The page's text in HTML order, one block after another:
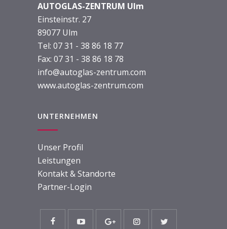
AUTOGLAS-ZENTRUM Ulm
Einsteinstr. 27
89077 Ulm
Tel: 07 31 - 38 86 18 77
Fax: 07 31 - 38 86 18 78
info@autoglas-zentrum.com
www.autoglas-zentrum.com
UNTERNEHMEN
Unser Profil
Leistungen
Kontakt & Standorte
Partner-Login